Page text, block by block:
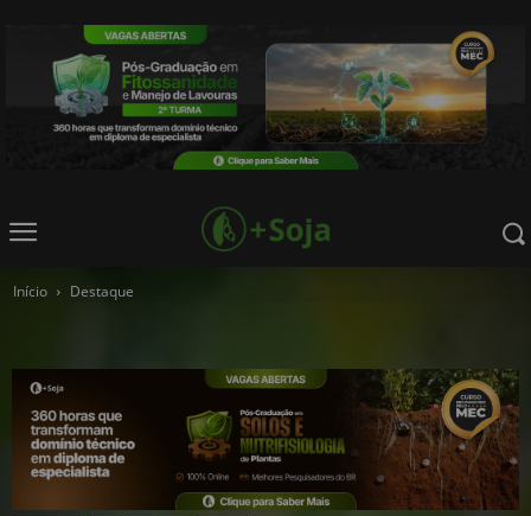
Início Destaque